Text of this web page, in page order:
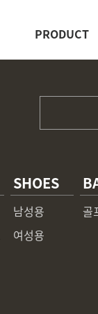
PRODUCT
SHOES
남성용
여성용
골